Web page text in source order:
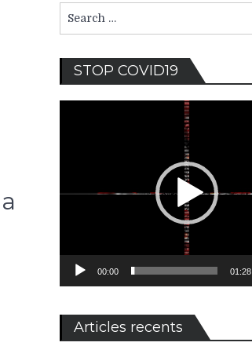
for:
STOP COVID19
00:00 01:28
Articles recents